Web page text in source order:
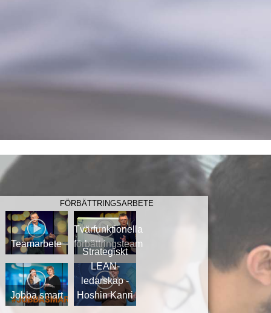
FÖRBÄTTRINGSARBETE
Teamarbete
Tvärfunktionella
förbättringsteam
Jobba smart
Strategiskt
LEAN-
ledarskap -
Hoshin Kanri